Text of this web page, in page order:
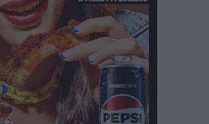
οι υψηλές θερμοκρασίες – Ισχυρά
σε «Red Code» 6 περιοχές
πριν 7 ώρες